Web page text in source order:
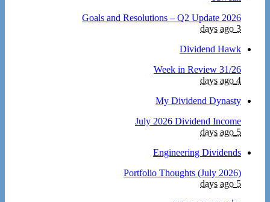
2026 Goals and Resolutions – Q2 Update
3 days ago
Dividend Hawk
Week in Review 31/26
4 days ago
My Dividend Dynasty
July 2026 Dividend Income
5 days ago
Engineering Dividends
Portfolio Thoughts (July 2026)
5 days ago